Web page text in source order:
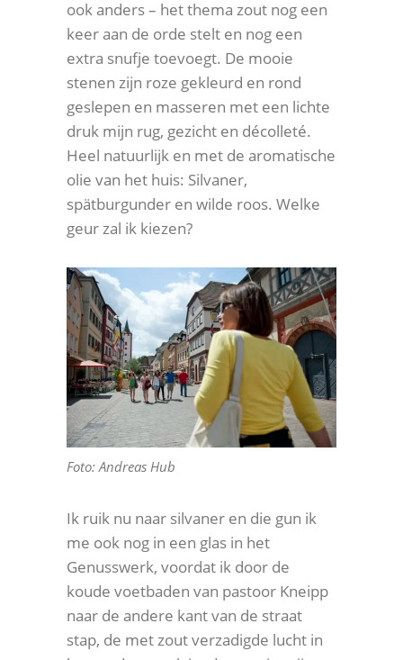
ook anders – het thema zout nog een
keer aan de orde stelt en nog een
extra snufje toevoegt. De mooie
stenen zijn roze gekleurd en rond
geslepen en masseren met een lichte
druk mijn rug, gezicht en décolleté.
Heel natuurlijk en met de aromatische
olie van het huis: Silvaner,
spätburgunder en wilde roos. Welke
geur zal ik kiezen?
Foto: Andreas Hub
Ik ruik nu naar silvaner en die gun ik
me ook nog in een glas in het
Genusswerk, voordat ik door de
koude voetbaden van pastoor Kneipp
naar de andere kant van de straat
stap, de met zout verzadigde lucht in